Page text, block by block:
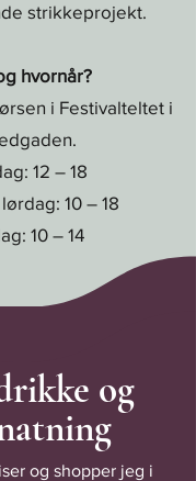
strikkeprojekt.
hvornår?
i Festivalteltet i
12 – 18
10 – 18
10 – 14​​
og
og shopper jeg i